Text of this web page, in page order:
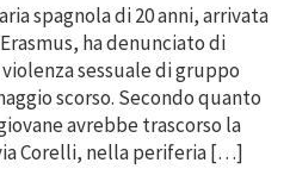
spagnola di 20 anni, arrivata
ha denunciato di
sessuale di gruppo
scorso. Secondo quanto
avrebbe trascorso la
Corelli, nella periferia […]